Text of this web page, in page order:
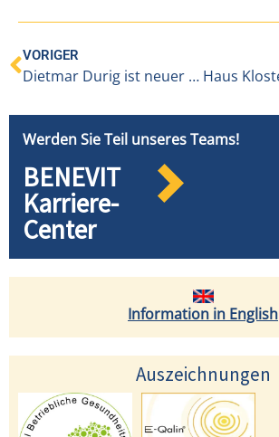
VORIGER
Dietmar Durig ist neuer Heimleiter in Innerbraz
Werden Sie Teil unseres Teams!
BENEVIT
Karriere-
Center
Information in English
Auszeichnungen